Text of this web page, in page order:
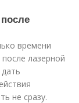
времени
лазерной
не сразу.